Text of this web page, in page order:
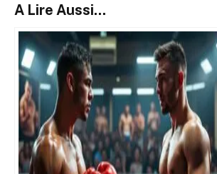
A Lire Aussi...